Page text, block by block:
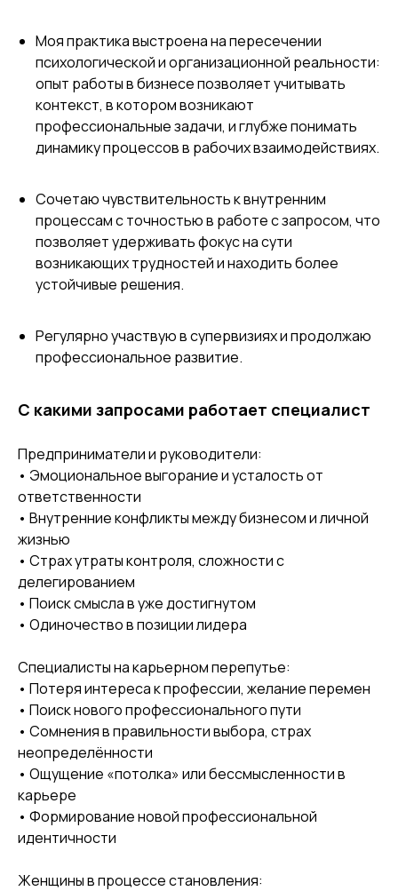
Моя практика выстроена на пересечении
психологической и организационной реальности:
опыт работы в бизнесе позволяет учитывать
контекст, в котором возникают
профессиональные задачи, и глубже понимать
динамику процессов в рабочих взаимодействиях.
Сочетаю чувствительность к внутренним
процессам с точностью в работе с запросом, что
позволяет удерживать фокус на сути
возникающих трудностей и находить более
устойчивые решения.
Регулярно участвую в супервизиях и продолжаю
профессиональное развитие.
С какими запросами работает специалист
Предприниматели и руководители:
• Эмоциональное выгорание и усталость от
ответственности
• Внутренние конфликты между бизнесом и личной
жизнью
• Страх утраты контроля, сложности с
делегированием
• Поиск смысла в уже достигнутом
• Одиночество в позиции лидера
Специалисты на карьерном перепутье:
• Потеря интереса к профессии, желание перемен
• Поиск нового профессионального пути
• Сомнения в правильности выбора, страх
неопределённости
• Ощущение «потолка» или бессмысленности в
карьере
• Формирование новой профессиональной
идентичности
Женщины в процессе становления: